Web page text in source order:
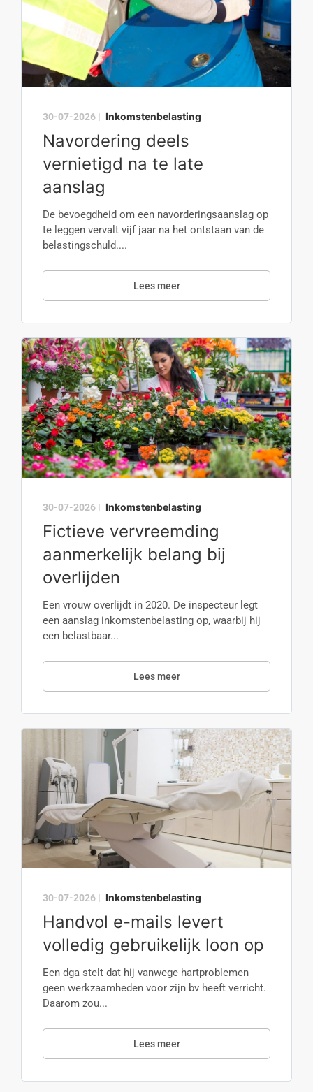
30-07-2026 | Inkomstenbelasting
Navordering deels
vernietigd na te late
aanslag
De bevoegdheid om een navorderingsaanslag op
te leggen vervalt vijf jaar na het ontstaan van de
belastingschuld....
Lees meer
30-07-2026 | Inkomstenbelasting
Fictieve vervreemding
aanmerkelijk belang bij
overlijden
Een vrouw overlijdt in 2020. De inspecteur legt
een aanslag inkomstenbelasting op, waarbij hij
een belastbaar...
Lees meer
30-07-2026 | Inkomstenbelasting
Handvol e-mails levert
volledig gebruikelijk loon op
Een dga stelt dat hij vanwege hartproblemen
geen werkzaamheden voor zijn bv heeft verricht.
Daarom zou...
Lees meer